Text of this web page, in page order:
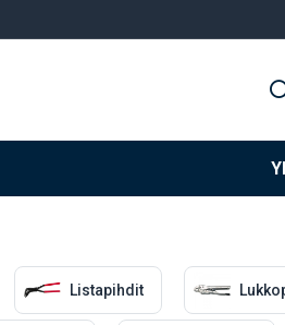
Listapihdit